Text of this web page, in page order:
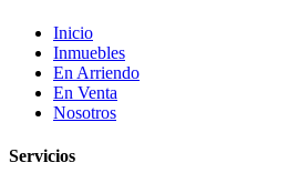
Inicio
Inmuebles
En Arriendo
En Venta
Nosotros
Servicios